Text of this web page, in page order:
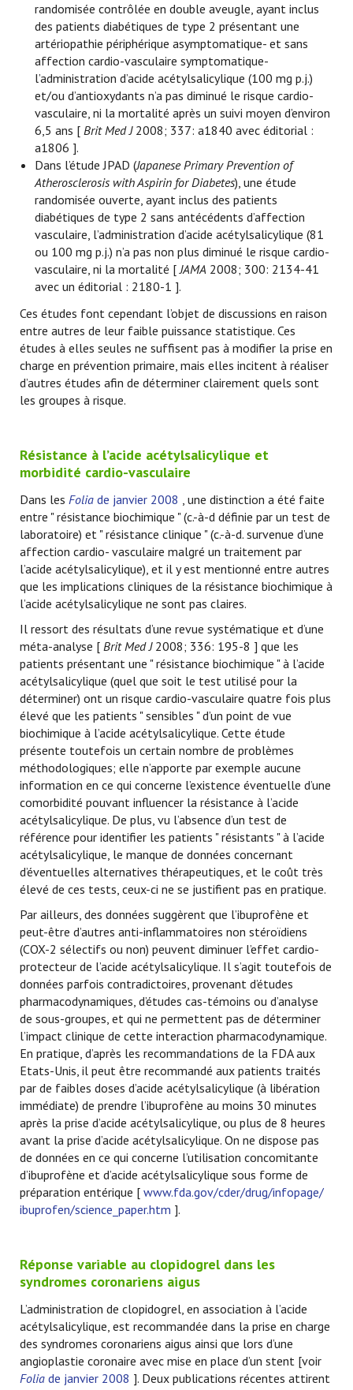
randomisée contrôlée en double aveugle, ayant inclus
des patients diabétiques de type 2 présentant une
artériopathie périphérique asymptomatique- et sans
affection cardio-vasculaire symptomatique-
l’administration d’acide acétylsalicylique (100 mg p.j.)
et/ou d’antioxydants n’a pas diminué le risque cardio-
vasculaire, ni la mortalité après un suivi moyen d’environ
6,5 ans [Brit Med J2008; 337: a1840 avec éditorial :
a1806 ].
Dans l’étude JPAD (Japanese Primary Prevention of
Atherosclerosis with Aspirin for Diabetes), une étude
randomisée ouverte, ayant inclus des patients
diabétiques de type 2 sans antécédents d’affection
vasculaire, l’administration d’acide acétylsalicylique (81
ou 100 mg p.j.) n’a pas non plus diminué le risque cardio-
vasculaire, ni la mortalité [JAMA 2008; 300: 2134-41
avec un éditorial : 2180-1 ].
Ces études font cependant l’objet de discussions en raison
entre autres de leur faible puissance statistique. Ces
études à elles seules ne suffisent pas à modifier la prise en
charge en prévention primaire, mais elles incitent à réaliser
d’autres études afin de déterminer clairement quels sont
les groupes à risque.
Résistance à l’acide acétylsalicylique et
morbidité cardio-vasculaire
Dans les Folia de janvier 2008 , une distinction a été faite
entre " résistance biochimique " (c.-à-d définie par un test de
laboratoire) et " résistance clinique " (c.-à-d. survenue d’une
affection cardio- vasculaire malgré un traitement par
l’acide acétylsalicylique), et il y est mentionné entre autres
que les implications cliniques de la résistance biochimique à
l’acide acétylsalicylique ne sont pas claires.
Il ressort des résultats d’une revue systématique et d’une
méta-analyse [ Brit Med J2008; 336: 195-8 ] que les
patients présentant une " résistance biochimique " à l’acide
acétylsalicylique (quel que soit le test utilisé pour la
déterminer) ont un risque cardio-vasculaire quatre fois plus
élevé que les patients " sensibles " d’un point de vue
biochimique à l’acide acétylsalicylique. Cette étude
présente toutefois un certain nombre de problèmes
méthodologiques; elle n’apporte par exemple aucune
information en ce qui concerne l’existence éventuelle d’une
comorbidité pouvant influencer la résistance à l’acide
acétylsalicylique. De plus, vu l’absence d’un test de
référence pour identifier les patients " résistants " à l’acide
acétylsalicylique, le manque de données concernant
d’éventuelles alternatives thérapeutiques, et le coût très
élevé de ces tests, ceux-ci ne se justifient pas en pratique.
Par ailleurs, des données suggèrent que l’ibuprofène et
peut-être d’autres anti-inflammatoires non stéroïdiens
(COX-2 sélectifs ou non) peuvent diminuer l’effet cardio-
protecteur de l’acide acétylsalicylique. Il s’agit toutefois de
données parfois contradictoires, provenant d’études
pharmacodynamiques, d’études cas-témoins ou d’analyse
de sous-groupes, et qui ne permettent pas de déterminer
l’impact clinique de cette interaction pharmacodynamique.
En pratique, d’après les recommandations de la FDA aux
Etats-Unis, il peut être recommandé aux patients traités
par de faibles doses d’acide acétylsalicylique (à libération
immédiate) de prendre l’ibuprofène au moins 30 minutes
après la prise d’acide acétylsalicylique, ou plus de 8 heures
avant la prise d’acide acétylsalicylique. On ne dispose pas
de données en ce qui concerne l’utilisation concomitante
d’ibuprofène et d’acide acétylsalicylique sous forme de
préparation entérique [ www.fda.gov/cder/drug/infopage/
ibuprofen/science_paper.htm ].
Réponse variable au clopidogrel dans les
syndromes coronariens aigus
L’administration de clopidogrel, en association à l’acide
acétylsalicylique, est recommandée dans la prise en charge
des syndromes coronariens aigus ainsi que lors d’une
angioplastie coronaire avec mise en place d’un stent [voir
Folia de janvier 2008 ]. Deux publications récentes attirent